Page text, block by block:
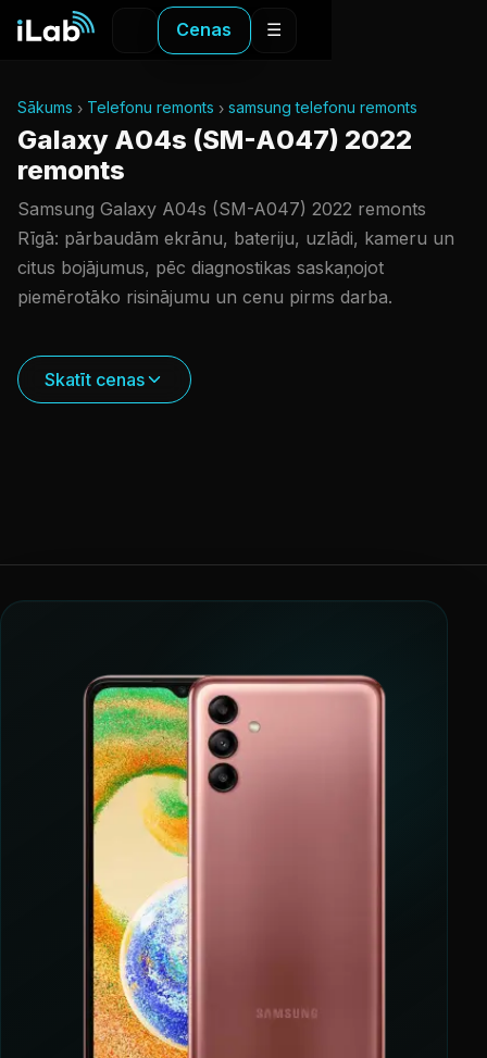
Cenas ☰
Sākums Telefonu remonts samsung telefonu remonts
Galaxy A04s (SM-A047) 2022
remonts
Samsung Galaxy A04s (SM-A047) 2022 remonts
Rīgā: pārbaudām ekrānu, bateriju, uzlādi, kameru un
citus bojājumus, pēc diagnostikas saskaņojot
piemērotāko risinājumu un cenu pirms darba.
Skatīt cenas